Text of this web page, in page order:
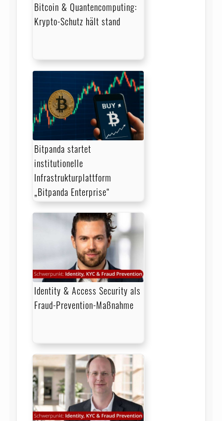
Bitcoin & Quantencomputing:
Krypto-Schutz hält stand
Bitpanda startet
institutionelle
Infrastrukturplattform
„Bitpanda Enterprise“
Identity & Access Security als
Fraud-Prevention-Maßnahme